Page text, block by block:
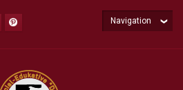
Navigation